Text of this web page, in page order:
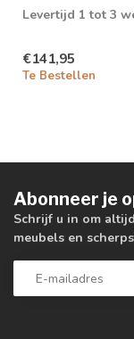
Levertijd 1 tot 3
€141,95
Te Bestellen
Abonneer je
Schrijf u in om
meubels en